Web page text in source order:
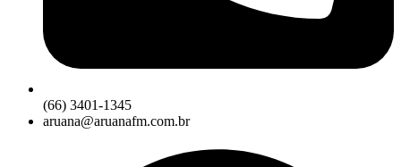
(66) 3401-1345
aruana@aruanafm.com.br